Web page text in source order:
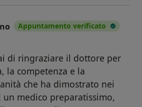
Appuntamento verificato
di ringraziare il dottore per
la competenza e la
che ha dimostrato nei
medico preparatissimo,